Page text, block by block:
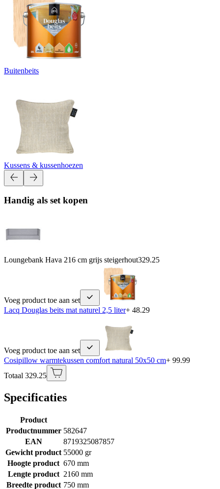
Buitenbeits
Kussens & kussenhoezen
Handig als set kopen
Loungebank Hava 216 cm grijs steigerhout329.25
Voeg product toe aan set
Lacq Douglas beits mat naturel 2,5 liter+ 48.29
Voeg product toe aan set
Cosipillow warmtekussen comfort natural 50x50 cm+ 99.99
Totaal 329.25
Specificaties
Product
Productnummer 582647
EAN
8719325087857
Gewicht product 55000 gr
Hoogte product 670 mm
Lengte product 2160 mm
Breedte product 750 mm